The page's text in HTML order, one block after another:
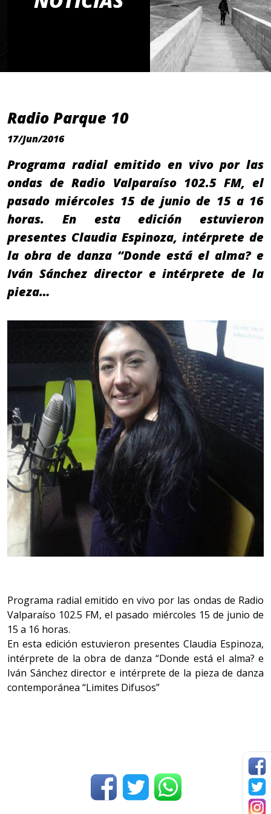
Radio Parque 10
17/Jun/2016
Programa radial emitido en vivo por las
ondas de Radio Valparaíso 102.5 FM, el
pasado miércoles 15 de junio de 15 a 16
horas. En esta edición estuvieron
presentes Claudia Espinoza, intérprete de
la obra de danza “Donde está el alma? e
Iván Sánchez director e intérprete de la
pieza…
Programa radial emitido en vivo por las ondas de Radio
Valparaíso 102.5 FM, el pasado miércoles 15 de junio de
15 a 16 horas.
En esta edición estuvieron presentes Claudia Espinoza,
intérprete de la obra de danza “Donde está el alma? e
Iván Sánchez director e intérprete de la pieza de danza
contemporánea “Limites Difusos”